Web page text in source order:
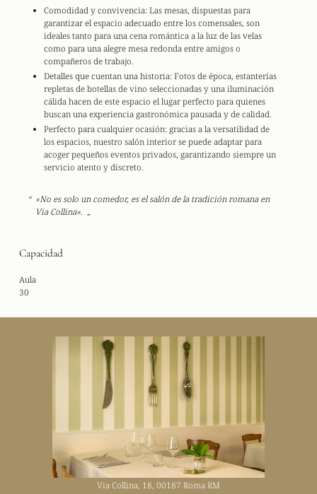
Comodidad y convivencia: Las mesas, dispuestas para
garantizar el espacio adecuado entre los comensales, son
ideales tanto para una cena romántica a la luz de las velas
como para una alegre mesa redonda entre amigos o
compañeros de trabajo.
Detalles que cuentan una historia: Fotos de época, estanterías
repletas de botellas de vino seleccionadas y una iluminación
cálida hacen de este espacio el lugar perfecto para quienes
buscan una experiencia gastronómica pausada y de calidad.
Perfecto para cualquier ocasión: gracias a la versatilidad de
los espacios, nuestro salón interior se puede adaptar para
acoger pequeños eventos privados, garantizando siempre un
servicio atento y discreto.
«No es solo un comedor, es el salón de la tradición romana en
Via Collina».
Capacidad
Aula
30
Via Collina, 18, 00187 Roma RM